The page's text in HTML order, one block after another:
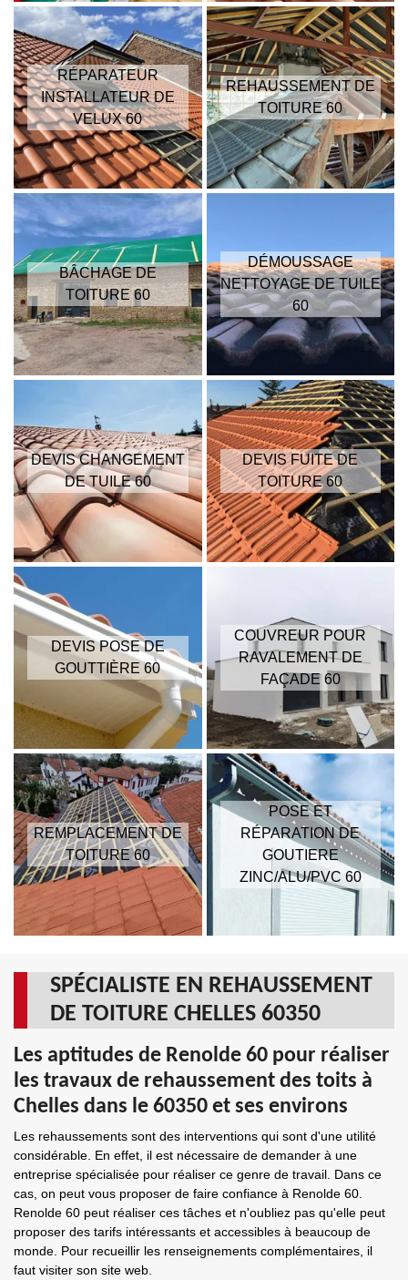
RÉPARATEUR
INSTALLATEUR DE
VELUX 60
REHAUSSEMENT DE
TOITURE 60
BÂCHAGE DE
TOITURE 60
DÉMOUSSAGE
NETTOYAGE DE TUILE
60
DEVIS CHANGEMENT
DE TUILE 60
DEVIS FUITE DE
TOITURE 60
DEVIS POSE DE
GOUTTIÈRE 60
COUVREUR POUR
RAVALEMENT DE
FAÇADE 60
REMPLACEMENT DE
TOITURE 60
POSE ET
RÉPARATION DE
GOUTIERE
ZINC/ALU/PVC 60
SPÉCIALISTE EN REHAUSSEMENT
DE TOITURE CHELLES 60350
Les aptitudes de Renolde 60 pour réaliser
les travaux de rehaussement des toits à
Chelles dans le 60350 et ses environs
Les rehaussements sont des interventions qui sont d'une utilité
considérable. En effet, il est nécessaire de demander à une
entreprise spécialisée pour réaliser ce genre de travail. Dans ce
cas, on peut vous proposer de faire confiance à Renolde 60.
Renolde 60 peut réaliser ces tâches et n'oubliez pas qu'elle peut
proposer des tarifs intéressants et accessibles à beaucoup de
monde. Pour recueillir les renseignements complémentaires, il
faut visiter son site web.